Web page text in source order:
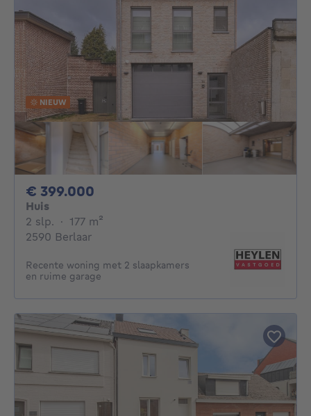
NIEUW
€ 399.000
Huis
2 slp. 2 slaapkamers
· 177 m²
2590 Berlaar
Recente woning met 2 slaapkamers
en ruime garage